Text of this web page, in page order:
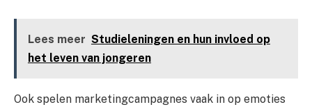
Lees meer Studieleningen en hun invloed op
het leven van jongeren
Ook spelen marketingcampagnes vaak in op emoties